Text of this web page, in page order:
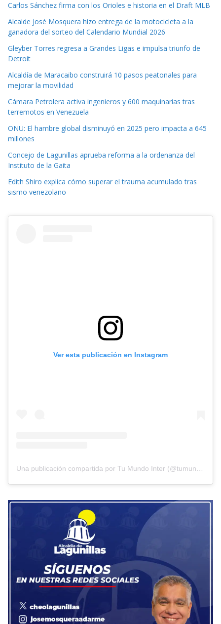
Carlos Sánchez firma con los Orioles e historia en el Draft MLB
Alcalde José Mosquera hizo entrega de la motocicleta a la
ganadora del sorteo del Calendario Mundial 2026
Gleyber Torres regresa a Grandes Ligas e impulsa triunfo de
Detroit
Alcaldía de Maracaibo construirá 10 pasos peatonales para
mejorar la movilidad
Cámara Petrolera activa ingenieros y 600 maquinarias tras
terremotos en Venezuela
ONU: El hambre global disminuyó en 2025 pero impacta a 645
millones
Concejo de Lagunillas aprueba reforma a la ordenanza del
Instituto de la Gaita
Edith Shiro explica cómo superar el trauma acumulado tras
sismo venezolano
Ver esta publicación en Instagram
Una publicación compartida por Tu Mundo Inter (@tumundointer)